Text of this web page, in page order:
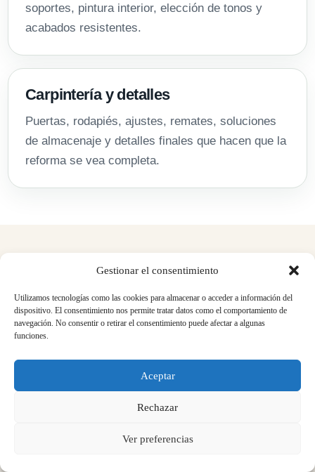
Gestionar el consentimiento
Utilizamos tecnologías como las cookies para almacenar o acceder a información del
dispositivo. El consentimiento nos permite tratar datos como el comportamiento de
navegación. No consentir o retirar el consentimiento puede afectar a algunas
funciones.
Aceptar
Rechazar
Ver preferencias
soportes, pintura interior, elección de tonos y
acabados resistentes.
Carpintería y detalles
Puertas, rodapiés, ajustes, remates, soluciones
de almacenaje y detalles finales que hacen que la
reforma se vea completa.
PRESUPUESTO CLARO
Cómo se calcula el presupuesto
de una reforma de casa
factores: metros cuadrados, estado inicial, si se
modifican instalaciones, calidad de materiales, número
de baños, tipo de cocina, necesidad de pladur, estado de
de escombros y nivel de acabados.